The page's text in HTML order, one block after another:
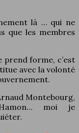
là … qui ne
que les membres
prend forme, c’est
avec la volonté
Montebourg,
moi je